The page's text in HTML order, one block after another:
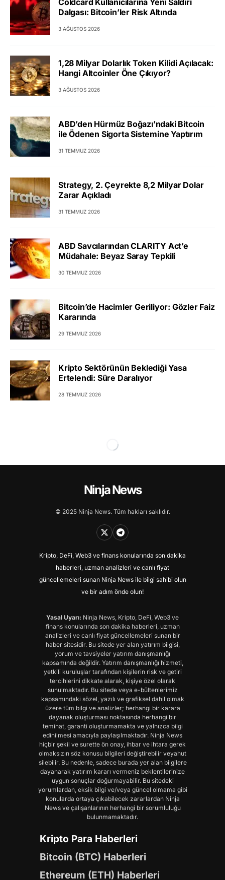
Dalgası: Bitcoin’ler Risk Altında
3 AĞUSTOS 2026
1,28 Milyar Dolarlık Token Kilidi Açılacak:
Hangi Altcoinler Öne Çıkıyor?
3 AĞUSTOS 2026
ABD’den Hürmüz Boğazı’ndaki Bitcoin
ile Ödenen Sigorta Sistemine Yaptırım
31 TEMMUZ 2026
Strategy, 2. Çeyrekte 8,2 Milyar Dolar
Zarar Açıkladı
31 TEMMUZ 2026
ABD Savcılarından CLARITY Act’e
Müdahale: Beyaz Saray Tepkili
30 TEMMUZ 2026
Bitcoin’de Hacimler Geriliyor: Gözler Faiz
Kararında
29 TEMMUZ 2026
Kripto Sektörünün Beklediği Yasa
Ertelendi: Süre Daralıyor
28 TEMMUZ 2026
Ninja News
© 2025 Ninja News. Tüm hakları saklıdır.
Kripto, DeFi, Web3 ve finans konularında son dakika
haberleri, uzman analizleri ve canlı fiyat
güncellemeleri sunan Ninja News ile bilgi sahibi olun
ve bir adım önde olun!
Yasal Uyarı: Ninja News, Kripto, DeFi, Web3 ve
finans konularında son dakika haberleri, uzman
analizleri ve canlı fiyat güncellemeleri sunan bir
haber sitesidir. Bu sitede yer alan yatırım bilgisi,
yorum ve tavsiyeler yatırım danışmanlığı
kapsamında değildir. Yatırım danışmanlığı hizmeti,
yetkili kuruluşlar tarafından kişilerin risk ve getiri
tercihlerini dikkate alarak, kişiye özel olarak
sunulmaktadır. Bu sitede veya e-bültenlerimiz
kapsamındaki sözel, yazılı ve grafiksel dahil olmak
üzere tüm bilgi ve analizler; herhangi bir karara
dayanak oluşturması noktasında herhangi bir
teminat, garanti oluşturmamakta ve yalnızca bilgi
edinilmesi amacıyla paylaşılmaktadır. Ninja News
hiçbir şekil ve surette ön onay, ihbar ve ihtara gerek
olmaksızın söz konusu bilgileri değiştirebilir veyahut
silebilir. Bu nedenle, sadece burada yer alan bilgilere
dayanarak yatırım kararı vermeniz beklentilerinize
uygun sonuçlar doğurmayabilir. Bu sitedeki
yorumlardan, eksik bilgi ve/veya güncel olmama gibi
konularda ortaya çıkabilecek zararlardan Ninja
News ve çalışanlarının herhangi bir sorumluluğu
bulunmamaktadır.
Kripto Para Haberleri
Bitcoin (BTC) Haberleri
Ethereum (ETH) Haberleri